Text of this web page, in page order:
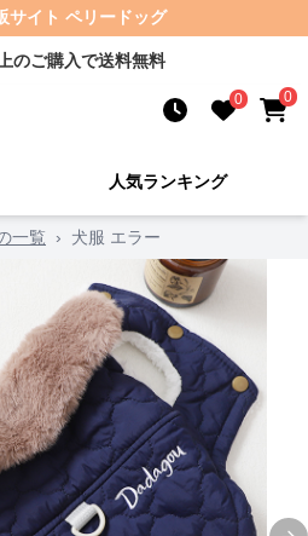
サイト ペリードッグ
のご購入で送料無料
0 0
人気ランキング
一覧 › 犬服 エラー